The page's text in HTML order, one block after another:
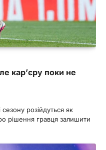
кар’єру поки не
сезону розійдуться як
рішення гравця залишити